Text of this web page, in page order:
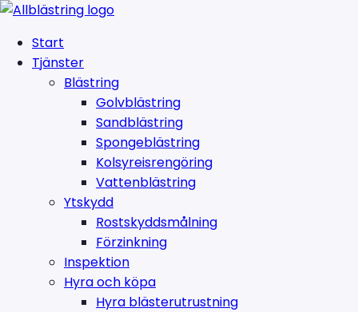
Start
Tjänster
Blästring
Golvblästring
Sandblästring
Spongeblästring
Kolsyreisrengöring
Vattenblästring
Ytskydd
Rostskyddsmålning
Förzinkning
Inspektion
Hyra och köpa
Hyra blästerutrustning